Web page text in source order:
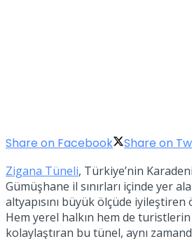
Share on Facebook Share on
Zigana Tüneli, Türkiye’nin
Gümüşhane il sınırları içinde yer
altyapısını büyük ölçüde
Hem yerel halkın hem de turistlerin
kolaylaştıran bu tünel, aynı